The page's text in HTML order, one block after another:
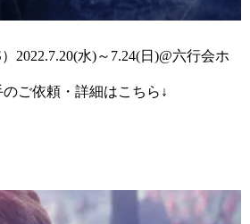
水)～7.24(日)@六行会ホ
のご依頼・詳細はこちら↓